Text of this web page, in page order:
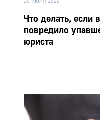
Что делать, если
повредило
юриста